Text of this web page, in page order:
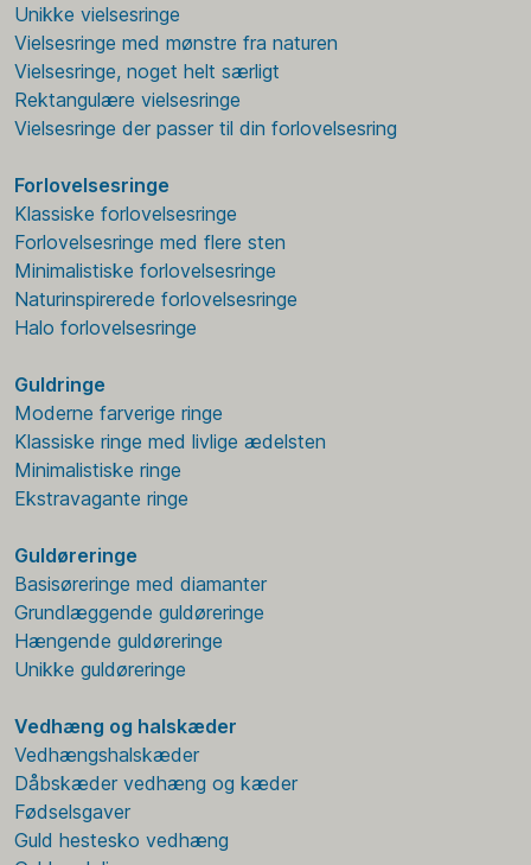
Unikke vielsesringe
Vielsesringe med mønstre fra naturen
Vielsesringe, noget helt særligt
Rektangulære vielsesringe
Vielsesringe der passer til din forlovelsesring
Forlovelsesringe
Klassiske forlovelsesringe
Forlovelsesringe med flere sten
Minimalistiske forlovelsesringe
Naturinspirerede forlovelsesringe
Halo forlovelsesringe
Guldringe
Moderne farverige ringe
Klassiske ringe med livlige ædelsten
Minimalistiske ringe
Ekstravagante ringe
Guldøreringe
Basisøreringe med diamanter
Grundlæggende guldøreringe
Hængende guldøreringe
Unikke guldøreringe
Vedhæng og halskæder
Vedhængshalskæder
Dåbskæder vedhæng og kæder
Fødselsgaver
Guld hestesko vedhæng